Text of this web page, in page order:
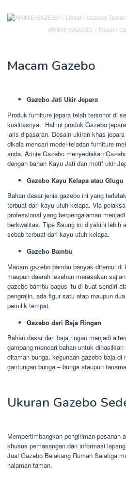
ARINIE GAZEBO √ Desain
Macam Gazebo
Gazebo Jati Ukir Jepara
Produk furniture jepara telah tersohor di
kualitasnya. Hal ini produk Gazebo
laris dipasaran. Desain ukiran khas
dikala mencari model-teladan furniture
anda. Arinie Gazebo menyediakan
dengan bahan Kayu Jati dan motif ukir
Gazebo Kayu Kelapa atau Glugu
Bahan dasar jenis gazebo ini yang
terbuat dari kayu utuh kelapa. Via
professional yang berpengalaman
berkwalitas. Tipe Saung ini diyakini lebih
sebab terbuat dari kayu utuh kelapa.
Gazebo Bambu
Macam gazebo bambu banyak ditemui di
maupun daerah lesehan merasakan
gazebo bambu bagus itu di buat sendiri
pengrajin, ada figur satu atap maupun
pemilik tempat.
Gazebo dari Baja Ringan
Bahan dasar dari baja ringan menjadi
gampang mencari bahan untuk
ditaman bunga. kegunaan gazebo baja
gantungan bunga – bunga ataupun
Ukuran Gazebo
Mempertimbangkan pengiriman pesanan
khusus pemasangan dan informasi
Jual Gazebo Belakang Rumah Salatiga
halaman taman.